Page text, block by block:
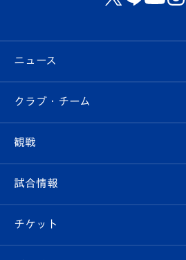
ニュース
すべて
クラブ
試合情報
クラブ・チーム
クラブ概要
エンブレム紹介
観戦
観戦ルール
はじめての観戦ガイド
試合情報
試合日程/結果
チケット